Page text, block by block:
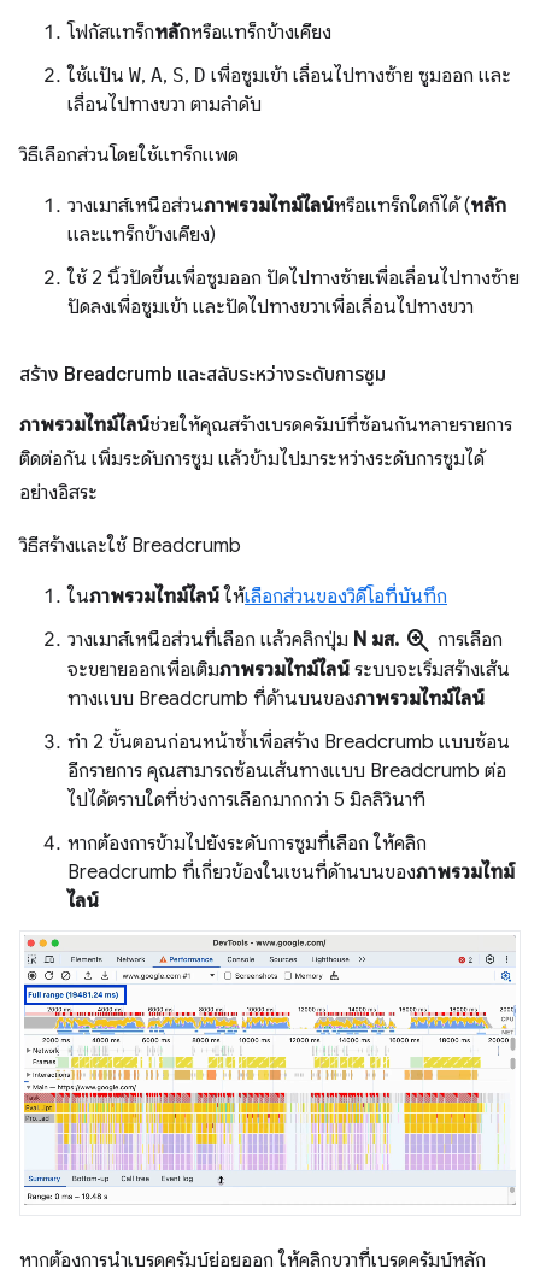
โฟกัสแทร็กหลักหรือแทร็กข้างเคียง
ใช้แป้น W, A, S, D เพื่อซูมเข้า เลื่อนไปทางซ้าย ซูมออก และ
เลื่อนไปทางขวา ตามลำดับ
วิธีเลือกส่วนโดยใช้แทร็กแพด
วางเมาส์เหนือส่วนภาพรวมไทม์ไลน์หรือแทร็กใดก็ได้ (หลัก
และแทร็กข้างเคียง)
ใช้ 2 นิ้วปัดขึ้นเพื่อซูมออก ปัดไปทางซ้ายเพื่อเลื่อนไปทางซ้าย
ปัดลงเพื่อซูมเข้า และปัดไปทางขวาเพื่อเลื่อนไปทางขวา
สร้าง Breadcrumb และสลับระหว่างระดับการซูม
ภาพรวมไทม์ไลน์ช่วยให้คุณสร้างเบรดครัมบ์ที่ซ้อนกันหลายรายการ
ติดต่อกัน เพิ่มระดับการซูม แล้วข้ามไปมาระหว่างระดับการซูมได้
อย่างอิสระ
วิธีสร้างและใช้ Breadcrumb
ในภาพรวมไทม์ไลน์ให้เลือกส่วนของวิดีโอที่บันทึก
วางเมาส์เหนือส่วนที่เลือก แล้วคลิกปุ่ม N มส. zoom_in การเลือก
จะขยายออกเพื่อเติมภาพรวมไทม์ไลน์ ระบบจะเริ่มสร้างเส้น
ทางแบบ Breadcrumb ที่ด้านบนของภาพรวมไทม์ไลน์
ทำ 2 ขั้นตอนก่อนหน้าซ้ำเพื่อสร้าง Breadcrumb แบบซ้อน
อีกรายการ คุณสามารถซ้อนเส้นทางแบบ Breadcrumb ต่อ
ไปได้ตราบใดที่ช่วงการเลือกมากกว่า 5 มิลลิวินาที
หากต้องการข้ามไปยังระดับการซูมที่เลือก ให้คลิก
Breadcrumb ที่เกี่ยวข้องในเชนที่ด้านบนของภาพรวมไทม์
ไลน์
หากต้องการนำเบรดครัมบ์ย่อยออก ให้คลิกขวาที่เบรดครัมบ์หลัก